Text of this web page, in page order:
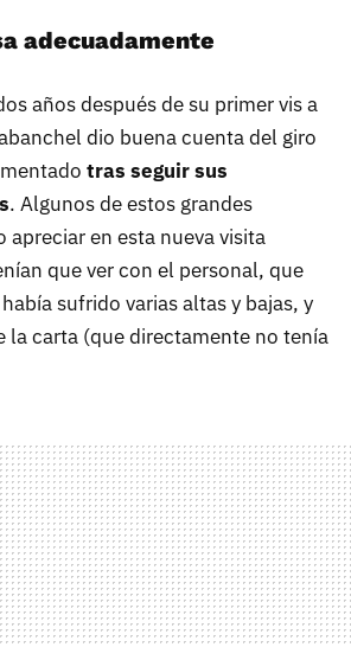
adecuadamente
años después de su primer vis a
dio buena cuenta del giro
tras seguir sus
. Algunos de estos grandes
apreciar en esta nueva visita
que ver con el personal, que
sufrido varias altas y bajas, y
la carta (que directamente no tenía